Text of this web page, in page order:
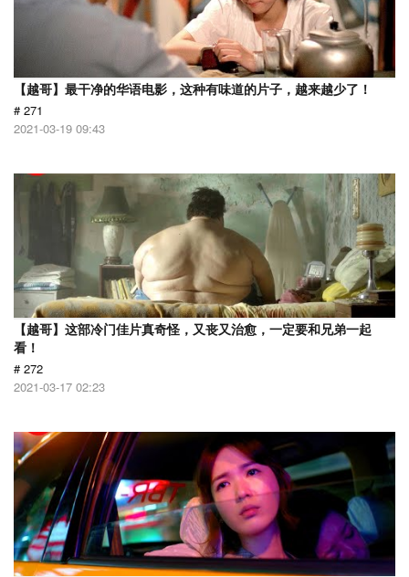
【越哥】最干净的华语电影，这种有味道的片子，越来越少了！
# 271
2021-03-19 09:43
【越哥】这部冷门佳片真奇怪，又丧又治愈，一定要和兄弟一起
看！
# 272
2021-03-17 02:23